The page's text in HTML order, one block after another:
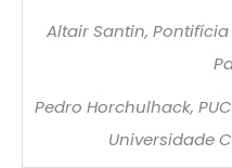
Altair Santin,
Pedro Horchulhack,
Universidade